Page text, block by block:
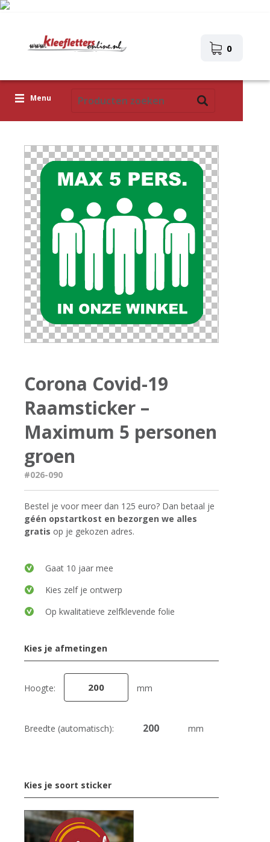
0
Menu
Pictogrammen
Zelfklevende afbeeldingen
Upload je eigen ontwerp
Corona Covid-19
Corona Covid-19
Raamsticker –
Maximum 5 personen
groen
#026-090
Bestel je voor meer dan 125 euro? Dan betaal je
géén opstartkost en bezorgen we alles
gratis op je gekozen adres.
Gaat 10 jaar mee
Kies zelf je ontwerp
Op kwalitatieve zelfklevende folie
Kies je afmetingen
Hoogte: mm
Breedte (automatisch): mm
Kies je soort sticker